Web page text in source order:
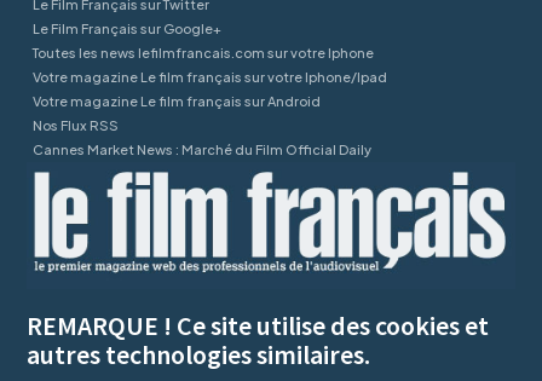
Le Film Français sur Twitter
Le Film Français sur Google+
Toutes les news lefilmfrancais.com sur votre Iphone
Votre magazine Le film français sur votre Iphone/Ipad
Votre magazine Le film français sur Android
Nos Flux RSS
Cannes Market News : Marché du Film Official Daily
REMARQUE ! Ce site utilise des cookies et
autres technologies similaires.